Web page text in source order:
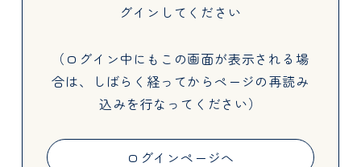
About
Activities
グインしてください
（ログイン中にもこの画面が表示される場
合は、しばらく経ってからページの再読み
込みを行なってください）
ログインページへ